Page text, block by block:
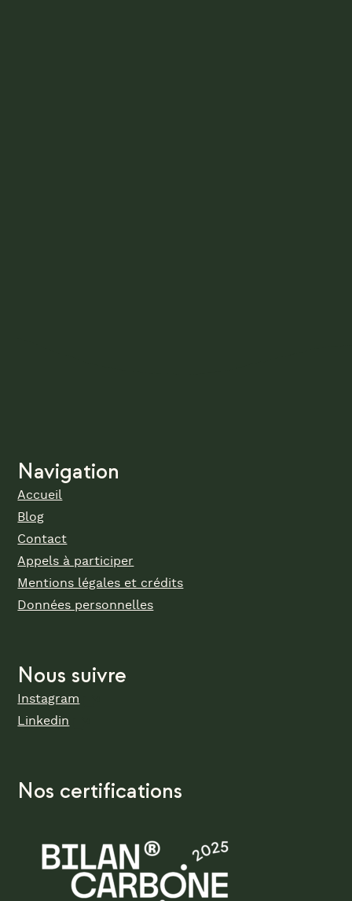
Navigation
Accueil
Blog
Contact
Appels à participer
Mentions légales et crédits
Données personnelles
Nous suivre
Instagram
Linkedin
Nos certifications